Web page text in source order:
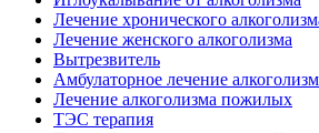
Лечение хронического
Лечение женского алкоголизма
Вытрезвитель
Амбулаторное лечение
Лечение алкоголизма пожилых
ТЭС терапия